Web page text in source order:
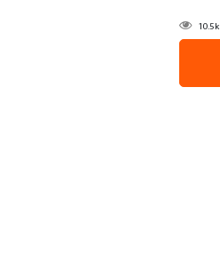
10.5k